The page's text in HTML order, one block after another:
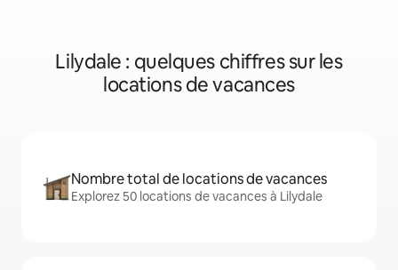
Lilydale : quelques chiffres sur les
locations de vacances
Nombre total de locations de vacances
Explorez 50 locations de vacances à Lilydale